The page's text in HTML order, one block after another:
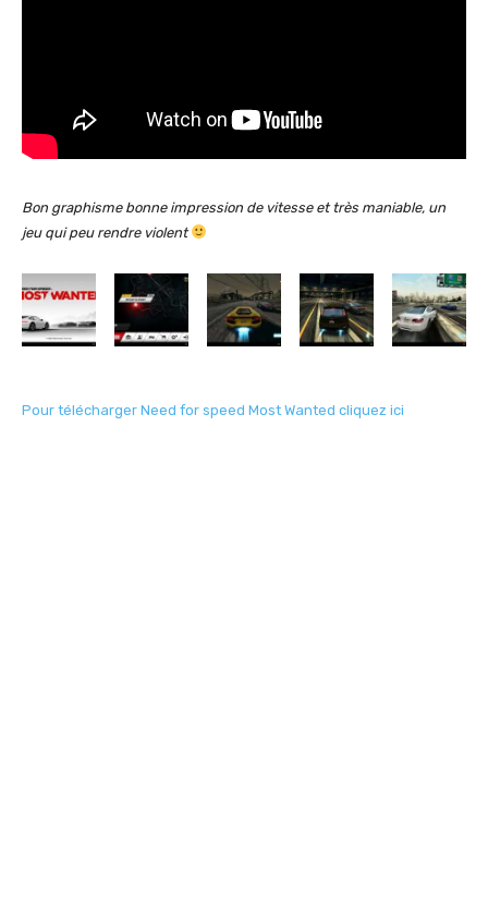
Bon graphisme bonne impression de vitesse et très maniable, un
jeu qui peu rendre violent
Pour télécharger Need for speed Most Wanted cliquez ici